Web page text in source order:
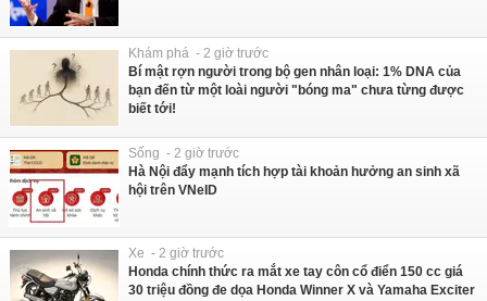
Khám phá - 2 giờ trước
Bí mật rợn người trong bộ gen nhân loại: 1% DNA của
bạn đến từ một loài người "bóng ma" chưa từng được
biết tới!
Sống - 2 giờ trước
Hà Nội đẩy mạnh tích hợp tài khoản hưởng an sinh xã
hội trên VNeID
Xe - 2 giờ trước
Honda chính thức ra mắt xe tay côn cổ điển 150 cc giá
30 triệu đồng đe dọa Honda Winner X và Yamaha Exciter